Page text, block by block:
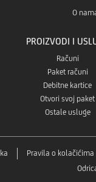
O
PROIZVODI I
Računi
Paket računi
Debitne kartice
Otvori svoj paket
Ostale usluge
Pravila o kolačićima